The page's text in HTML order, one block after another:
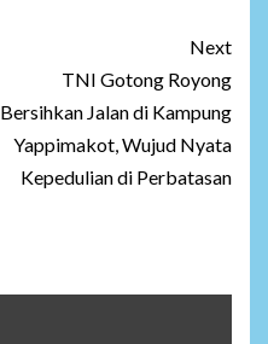
Next
TNI Gotong Royong
Bersihkan Jalan di Kampung
Yappimakot, Wujud Nyata
Kepedulian di Perbatasan